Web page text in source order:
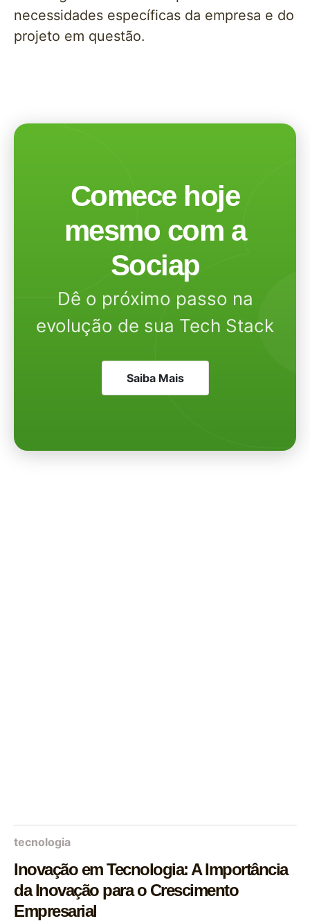
necessidades específicas da empresa e do
projeto em questão.
Comece hoje
mesmo com a
Sociap
Dê o próximo passo na
evolução de sua Tech Stack
Saiba Mais
tecnologia
Inovação em Tecnologia: A Importância
da Inovação para o Crescimento
Empresarial